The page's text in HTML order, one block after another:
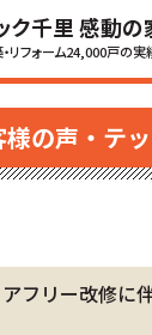
ク千里 感動の
リフォーム24,000戸の実
の声・テ
フリー改修に